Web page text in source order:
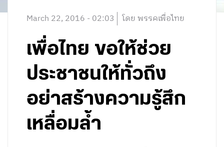
March 22, 2016 - 02:03 โดย พรรคเพื่อไทย
เพื่อไทย ขอให้ช่วย
ประชาชนให้ทั่วถึง
อย่าสร้างความรู้สึก
เหลื่อมล้ำ